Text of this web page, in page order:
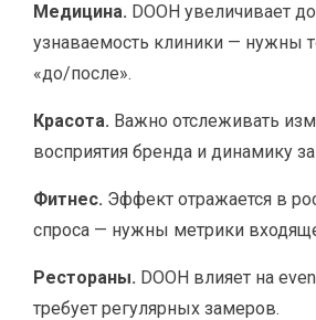
Медицина. DOOH увеличивает
узнаваемость клиники — нужны
«до/после».
Красота. Важно отслеживать
восприятия бренда и динамику
Фитнес. Эффект отражается в
спроса — нужны метрики
Рестораны. DOOH влияет на
требует регулярных замеров.